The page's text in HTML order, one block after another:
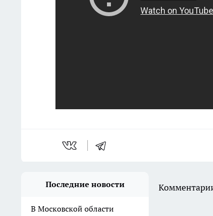
Последние новости
В Московской области